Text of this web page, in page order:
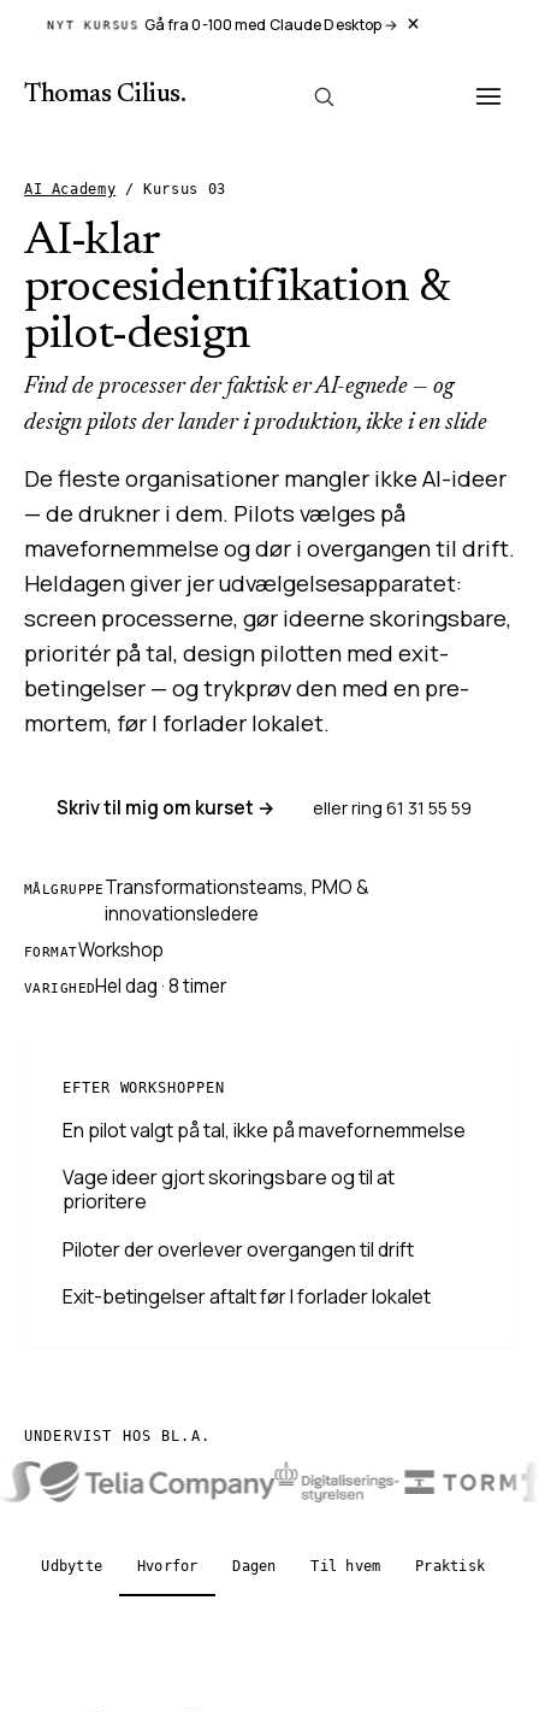
NYT KURSUS Gå fra 0-100 med Claude Desktop → ×
Thomas Cilius.
AI Academy /Kursus 03
AI-klar
procesidentifikation &
pilot-design
Find de processer der faktisk er AI-egnede — og
design pilots der lander i produktion, ikke i en slide
De fleste organisationer mangler ikke AI-ideer
— de drukner i dem. Pilots vælges på
mavefornemmelse og dør i overgangen til drift.
Heldagen giver jer udvælgelsesapparatet:
screen processerne, gør ideerne skoringsbare,
prioritér på tal, design pilotten med exit-
betingelser — og trykprøv den med en pre-
mortem, før I forlader lokalet.
Skriv til mig om kurset → eller ring 61 31 55 59
MÅLGRUPPE Transformationsteams, PMO &
innovationsledere
FORMATWorkshop
VARIGHEDHel dag · 8 timer
EFTER WORKSHOPPEN
En pilot valgt på tal, ikke på mavefornemmelse
Vage ideer gjort skoringsbare og til at
prioritere
Piloter der overlever overgangen til drift
Exit-betingelser aftalt før I forlader lokalet
UNDERVIST HOS BL.A.
Udbytte Hvorfor Dagen Til hvem Praktisk